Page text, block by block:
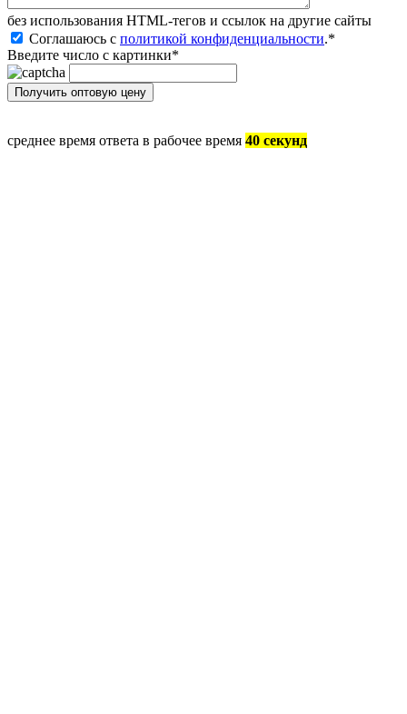
без иcпользования HTML-тегов и ссылок на другие сайты
Соглашаюсь с политикой конфиденциальности.*
Введите число с картинки*
среднее время ответа в рабочее время 40 секунд